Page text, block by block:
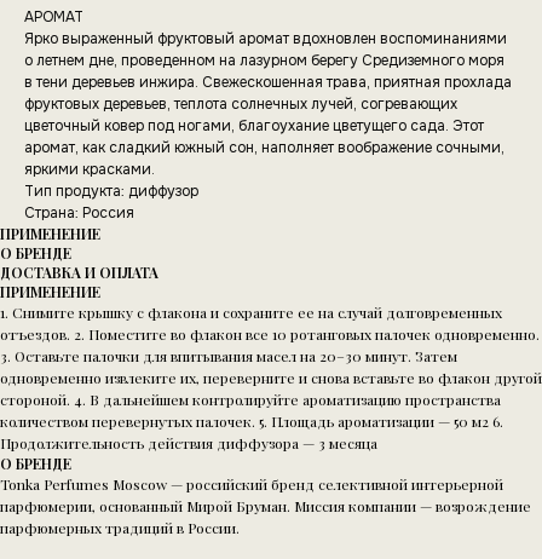
АРОМАТ
Ярко выраженный фруктовый аромат вдохновлен воспоминаниями
о летнем дне, проведенном на лазурном берегу Средиземного моря
в тени деревьев инжира. Свежескошенная трава, приятная прохлада
фруктовых деревьев, теплота солнечных лучей, согревающих
цветочный ковер под ногами, благоухание цветущего сада. Этот
аромат, как сладкий южный сон, наполняет воображение сочными,
яркими красками.
Тип продукта: диффузор
Страна: Россия
ПРИМЕНЕНИЕ
О БРЕНДЕ
ДОСТАВКА И ОПЛАТА
ПРИМЕНЕНИЕ
1. Снимите крышку с флакона и сохраните ее на случай долговременных
отъездов. 2. Поместите во флакон все 10 ротанговых палочек одновременно.
3. Оставьте палочки для впитывания масел на 20–30 минут. Затем
одновременно извлеките их, переверните и снова вставьте во флакон другой
стороной. 4. В дальнейшем контролируйте ароматизацию пространства
количеством перевернутых палочек. 5. Площадь ароматизации — 50 м2 6.
Продолжительность действия диффузора — 3 месяца
О БРЕНДЕ
Tonka Perfumes Moscow — российский бренд селективной интерьерной
парфюмерии, основанный Мирой Бруман. Миссия компании — возрождение
парфюмерных традиций в России.